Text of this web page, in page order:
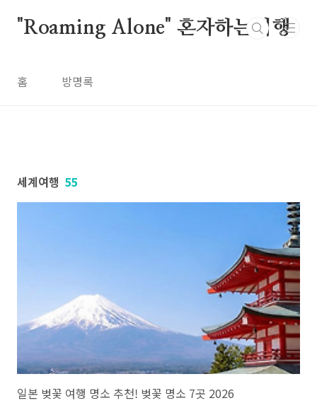
"Roaming Alone" 혼자하는여행
홈 방명록
세계여행 55
일본 벚꽃 여행 명소 추천! 벚꽃 명소 7곳 2026